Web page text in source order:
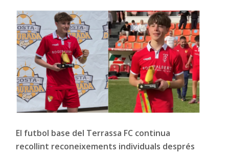
El futbol base del Terrassa FC continua
recollint reconeixements individuals després